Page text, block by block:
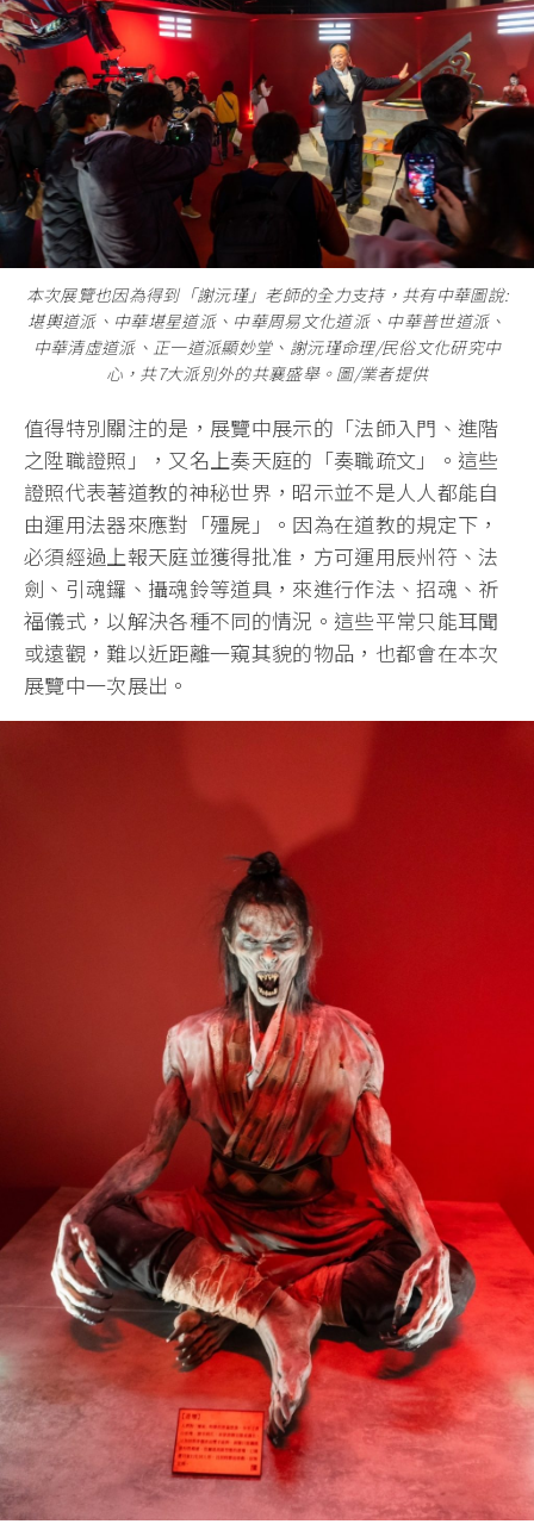
本次展覽也因為得到「謝沅瑾」老師的全力支持，共有中華圖說:
堪輿道派、中華堪星道派、中華周易文化道派、中華普世道派、
中華清虛道派、正一道派顯妙堂、謝沅瑾命理/民俗文化研究中
心，共7大派別外的共襄盛舉。圖/業者提供
值得特別關注的是，展覽中展示的「法師入門、進階
之陞職證照」，又名上奏天庭的「奏職疏文」。這些
證照代表著道教的神秘世界，昭示並不是人人都能自
由運用法器來應對「殭屍」。因為在道教的規定下，
必須經過上報天庭並獲得批准，方可運用辰州符、法
劍、引魂鑼、攝魂鈴等道具，來進行作法、招魂、祈
福儀式，以解決各種不同的情況。這些平常只能耳聞
或遠觀，難以近距離一窺其貌的物品，也都會在本次
展覽中一次展出。